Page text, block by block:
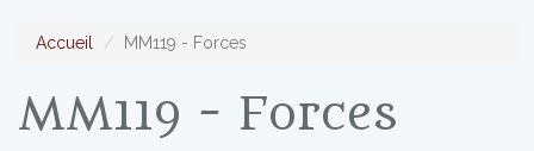
Accueil MM119 - Forces
MM119 - Forces